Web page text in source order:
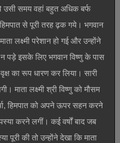
समय वहां बहुत अधिक बर्फ
से पूरी तरह ढ़क गये। भगवान
लक्ष्मी परेशान हो गई और उन्होंने
पड़े इसके लिए भगवान विष्णु के पास
का रूप धारण कर लिया। सारी
माता लक्ष्मी श्री विष्णु को मौसम
हिमपात को अपने ऊपर सहन करने
करने लगीं। कई वर्षों बाद जब
पूरी की तो उन्होंने देखा कि माता